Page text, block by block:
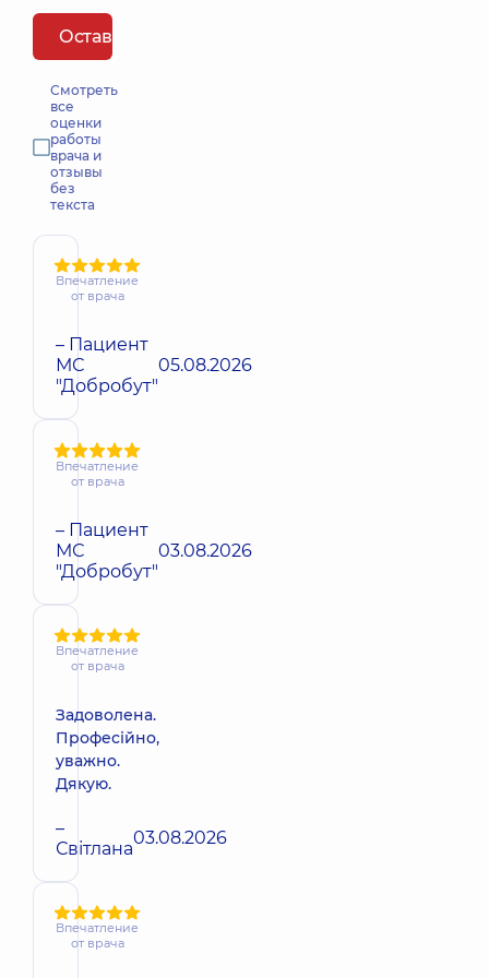
Оставить отзыв
Смотреть
все
оценки
работы
врача и
отзывы
без
текста
Впечатление
от врача
– Пациент
МС
"Добробут"
05.08.2026
Впечатление
от врача
– Пациент
МС
"Добробут"
03.08.2026
Впечатление
от врача
Задоволена.
Професійно,
уважно.
Дякую.
–
Світлана03.08.2026
Впечатление
от врача